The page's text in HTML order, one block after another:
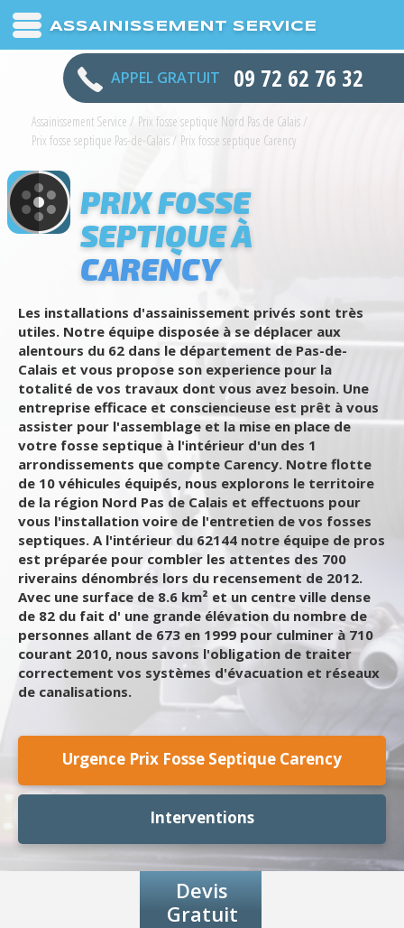
ASSAINISSEMENT SERVICE
APPEL GRATUIT 09 72 62 76 32
Assainissement Service / Prix fosse septique Nord Pas de Calais/
Prix fosse septique Pas-de-Calais/ Prix fosse septique Carency
PRIX FOSSE
SEPTIQUE À
CARENCY
Les installations d'assainissement privés sont très
utiles. Notre équipe disposée à se déplacer aux
alentours du 62 dans le département de Pas-de-
Calais et vous propose son experience pour la
totalité de vos travaux dont vous avez besoin. Une
entreprise efficace et consciencieuse est prêt à vous
assister pour l'assemblage et la mise en place de
votre fosse septique à l'intérieur d'un des 1
arrondissements que compte Carency. Notre flotte
de 10 véhicules équipés, nous explorons le territoire
de la région Nord Pas de Calais et effectuons pour
vous l'installation voire de l'entretien de vos fosses
septiques. A l'intérieur du 62144 notre équipe de pros
est préparée pour combler les attentes des 700
riverains dénombrés lors du recensement de 2012.
Avec une surface de 8.6 km² et un centre ville dense
de 82 du fait d' une grande élévation du nombre de
personnes allant de 673 en 1999 pour culminer à 710
courant 2010, nous savons l'obligation de traiter
correctement vos systèmes d'évacuation et réseaux
de canalisations.
Urgence Prix Fosse Septique Carency
Interventions
Devis
Gratuit